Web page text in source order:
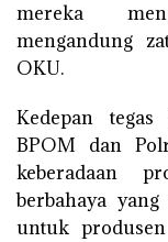
mereka
mengandung
OKU.
Kedepan
BPOM dan
keberadaan
berbahaya
untuk